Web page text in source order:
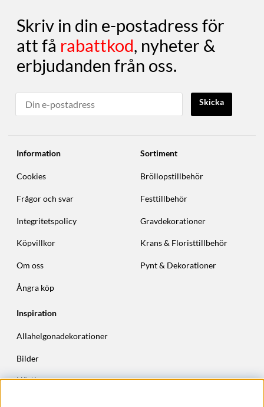
Skriv in din e-postadress för
att få rabattkod, nyheter &
erbjudanden från oss.
Skicka
Information
Cookies
Frågor och svar
Integritetspolicy
Köpvillkor
Om oss
Ångra köp
Sortiment
Bröllopstillbehör
Festtillbehör
Gravdekorationer
Krans & Floristtillbehör
Pynt & Dekorationer
Inspiration
Allahelgonadekorationer
Bilder
Höstkransar